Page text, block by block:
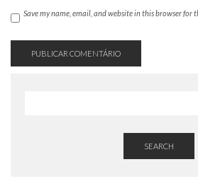
Save my name, email, and website in this browser for
SEARCH